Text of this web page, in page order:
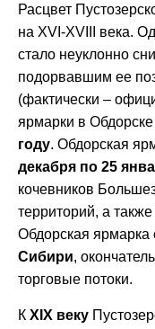
Расцвет
на XVI-XVIII века.
стало неуклонно
подорвавшим ее
(фактически –
ярмарки в
году. Обдорская
декабря по 25
кочевников
территорий, а
Обдорская ярмарка
Сибири,
торговые потоки.
К XIX веку